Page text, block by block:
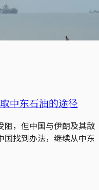
中东石油的途径
阻，但中国与伊朗及其敌
国找到办法，继续从中东